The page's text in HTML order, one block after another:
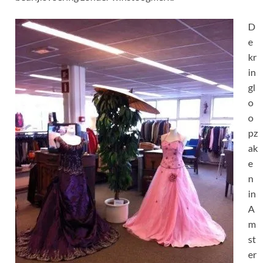
D
e
kr
in
gl
o
o
pz
ak
e
n
in
A
m
st
er